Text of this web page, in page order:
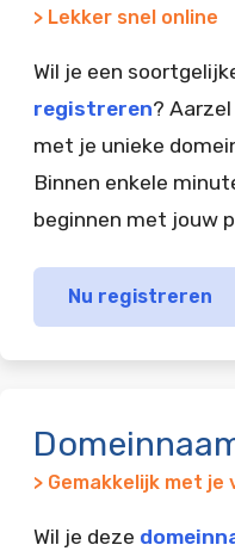
> Lekker snel online
Wil je een
registreren?
met je unieke
Binnen enkele
beginnen met jouw
Nu registreren
> Gemakkelijk met je
Wil je deze